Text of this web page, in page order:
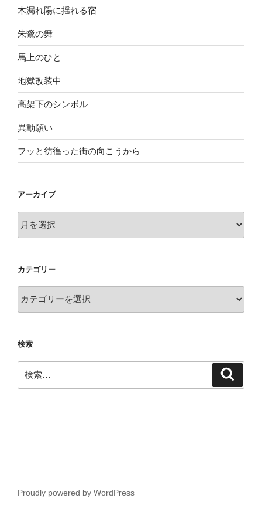
木漏れ陽に揺れる宿
朱鷺の舞
馬上のひと
地獄改装中
高架下のシンボル
異動願い
フッと彷徨った街の向こうから
アーカイブ
ー
ブ
カテゴリー
テ
ー
検索
索:
Proudly powered by WordPress